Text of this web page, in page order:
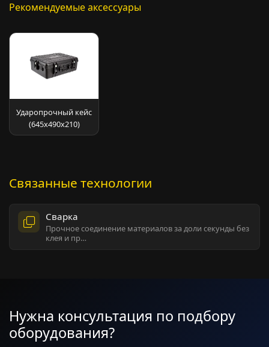
Рекомендуемые аксессуары
Ударопрочный кейс
(645х490х210)
Связанные технологии
Сварка
Прочное соединение материалов за доли секунды без
клея и пр…
Нужна консультация по подбору
оборудования?